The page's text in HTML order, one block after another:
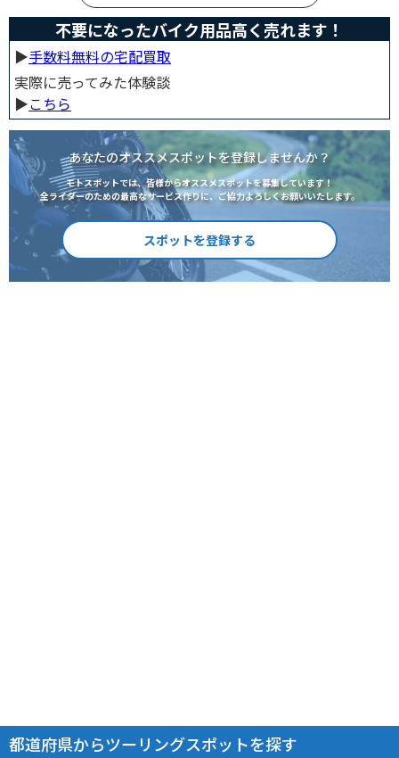
不要になったバイク用品高く売れます！
▶︎手数料無料の宅配買取
実際に売ってみた体験談
▶︎こちら
あなたのオススメスポットを登録しませんか？
モトスポットでは、皆様からオススメスポットを募集しています！
全ライダーのための最高なサービス作りに、ご協力よろしくお願いいたします。
スポットを登録する
都道府県からツーリングスポットを探す